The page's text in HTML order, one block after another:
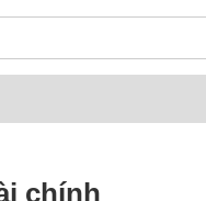
chính